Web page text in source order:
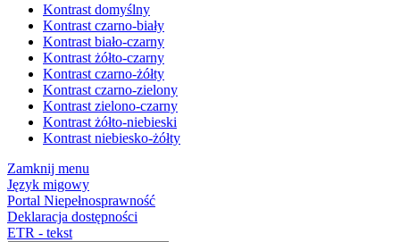
Kontrast domyślny
Kontrast czarno-biały
Kontrast biało-czarny
Kontrast żółto-czarny
Kontrast czarno-żółty
Kontrast czarno-zielony
Kontrast zielono-czarny
Kontrast żółto-niebieski
Kontrast niebiesko-żółty
Zamknij menu
Język migowy
Portal Niepełnosprawność
Deklaracja dostępności
ETR - tekst